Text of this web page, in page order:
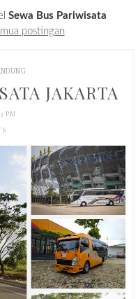
Sewa Bus Pariwisata
postingan
JAKARTA
PM